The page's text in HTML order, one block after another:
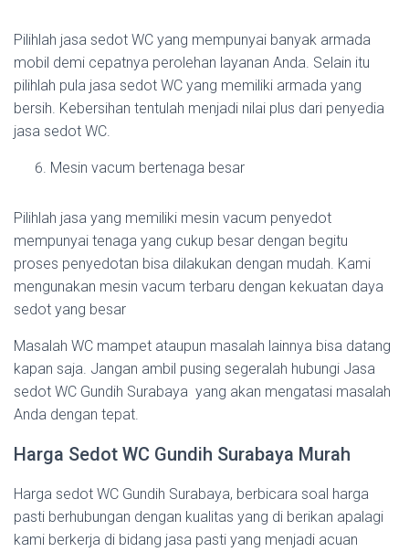
Pilihlah jasa sedot WC yang mempunyai banyak armada
mobil demi cepatnya perolehan layanan Anda. Selain itu
pilihlah pula jasa sedot WC yang memiliki armada yang
bersih. Kebersihan tentulah menjadi nilai plus dari penyedia
jasa sedot WC.
Mesin vacum bertenaga besar
Pilihlah jasa yang memiliki mesin vacum penyedot
mempunyai tenaga yang cukup besar dengan begitu
proses penyedotan bisa dilakukan dengan mudah. Kami
mengunakan mesin vacum terbaru dengan kekuatan daya
sedot yang besar
Masalah WC mampet ataupun masalah lainnya bisa datang
kapan saja. Jangan ambil pusing segeralah hubungi Jasa
sedot WC Gundih Surabaya yang akan mengatasi masalah
Anda dengan tepat.
Harga Sedot WC Gundih Surabaya Murah
Harga sedot WC Gundih Surabaya, berbicara soal harga
pasti berhubungan dengan kualitas yang di berikan apalagi
kami berkerja di bidang jasa pasti yang menjadi acuan